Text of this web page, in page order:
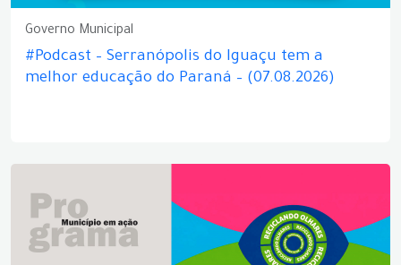
Governo Municipal
#Podcast – Serranópolis do Iguaçu tem a
melhor educação do Paraná – (07.08.2026)